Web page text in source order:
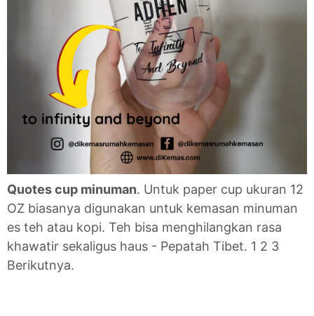
Quotes cup minuman. Untuk paper cup ukuran 12
OZ biasanya digunakan untuk kemasan minuman
es teh atau kopi. Teh bisa menghilangkan rasa
khawatir sekaligus haus - Pepatah Tibet. 1 2 3
Berikutnya.